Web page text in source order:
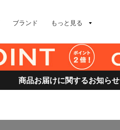
ブランド もっと見る
商品お届けに関するお知らせ